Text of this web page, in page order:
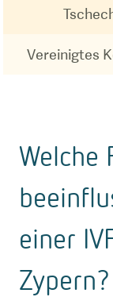
Vereinigtes
Welche
einer
Zypern?